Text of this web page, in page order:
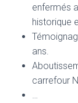
enfermés
historique
ans.
carrefour
…